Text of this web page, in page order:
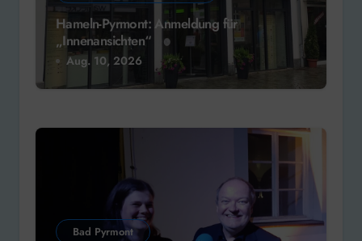
Hameln-Pyrmont: Anmeldung für
„Innenansichten“
Aug. 10, 2026
Bad Pyrmont